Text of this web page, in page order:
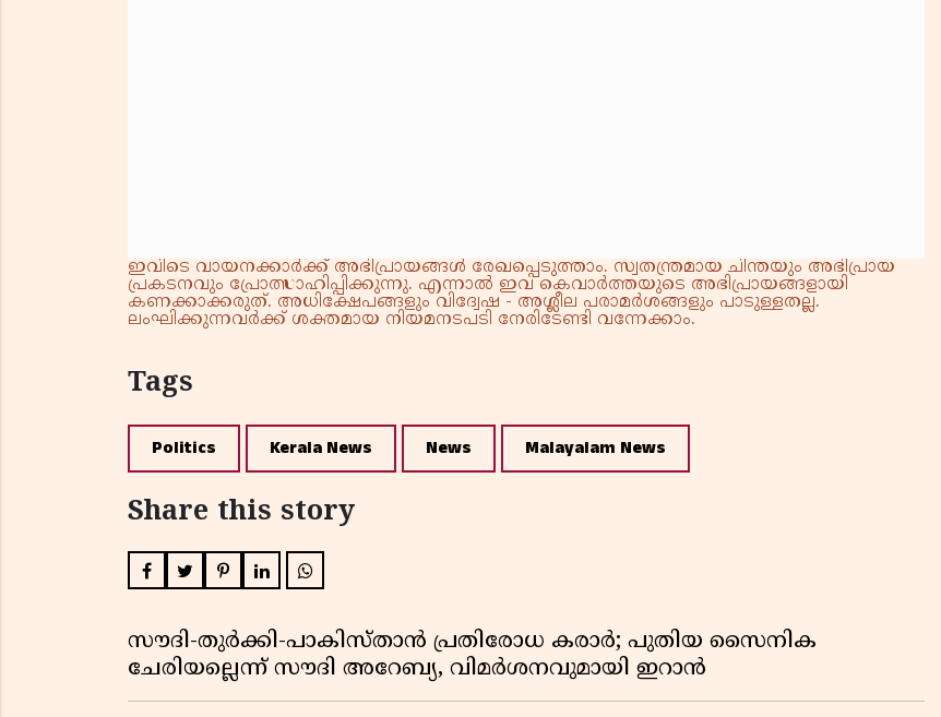
ഇവിടെ വായനക്കാർക്ക് അഭിപ്രായങ്ങൾ രേഖപ്പെടുത്താം. സ്വതന്ത്രമായ ചിന്തയും അഭിപ്രായ
പ്രകടനവും പ്രോത്സാഹിപ്പിക്കുന്നു. എന്നാൽ ഇവ കെവാർത്തയുടെ അഭിപ്രായങ്ങളായി
കണക്കാക്കരുത്. അധിക്ഷേപങ്ങളും വിദ്വേഷ - അശ്ലീല പരാമർശങ്ങളും പാടുള്ളതല്ല.
ലംഘിക്കുന്നവർക്ക് ശക്തമായ നിയമനടപടി നേരിടേണ്ടി വന്നേക്കാം.
Tags
Politics Kerala News News Malayalam News
Share this story
സൗദി-തുർക്കി-പാകിസ്താൻ പ്രതിരോധ കരാർ; പുതിയ സൈനിക
ചേരിയല്ലെന്ന് സൗദി അറേബ്യ, വിമർശനവുമായി ഇറാൻ